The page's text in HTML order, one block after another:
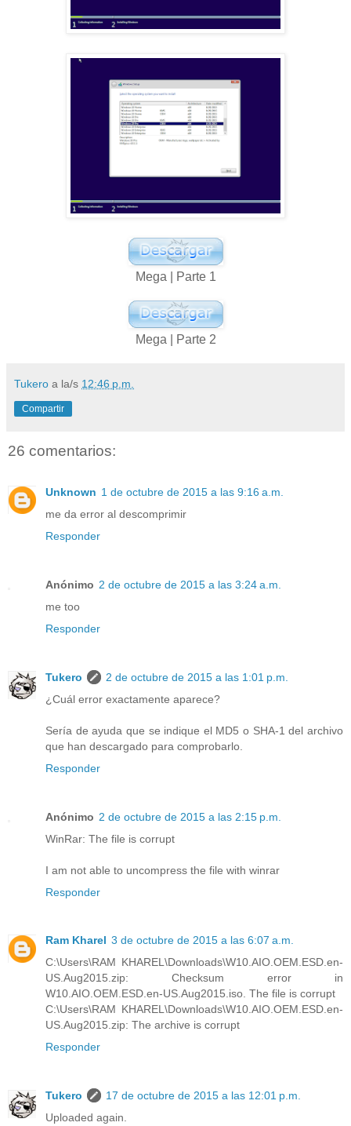
Mega | Parte 1
Mega | Parte 2
Tukero a la/s 12:46 p.m.
Compartir
26 comentarios:
Unknown 1 de octubre de 2015 a las 9:16 a.m.
me da error al descomprimir
Responder
Anónimo 2 de octubre de 2015 a las 3:24 a.m.
me too
Responder
Tukero
2 de octubre de 2015 a las 1:01 p.m.
¿Cuál error exactamente aparece?
Sería de ayuda que se indique el MD5 o SHA-1 del archivo
que han descargado para comprobarlo.
Responder
Anónimo 2 de octubre de 2015 a las 2:15 p.m.
WinRar: The file is corrupt
I am not able to uncompress the file with winrar
Responder
Ram Kharel 3 de octubre de 2015 a las 6:07 a.m.
C:\Users\RAM KHAREL\Downloads\W10.AIO.OEM.ESD.en-
US.Aug2015.zip: Checksum error in
W10.AIO.OEM.ESD.en-US.Aug2015.iso. The file is corrupt
C:\Users\RAM KHAREL\Downloads\W10.AIO.OEM.ESD.en-
US.Aug2015.zip: The archive is corrupt
Responder
Tukero
17 de octubre de 2015 a las 12:01 p.m.
Uploaded again.